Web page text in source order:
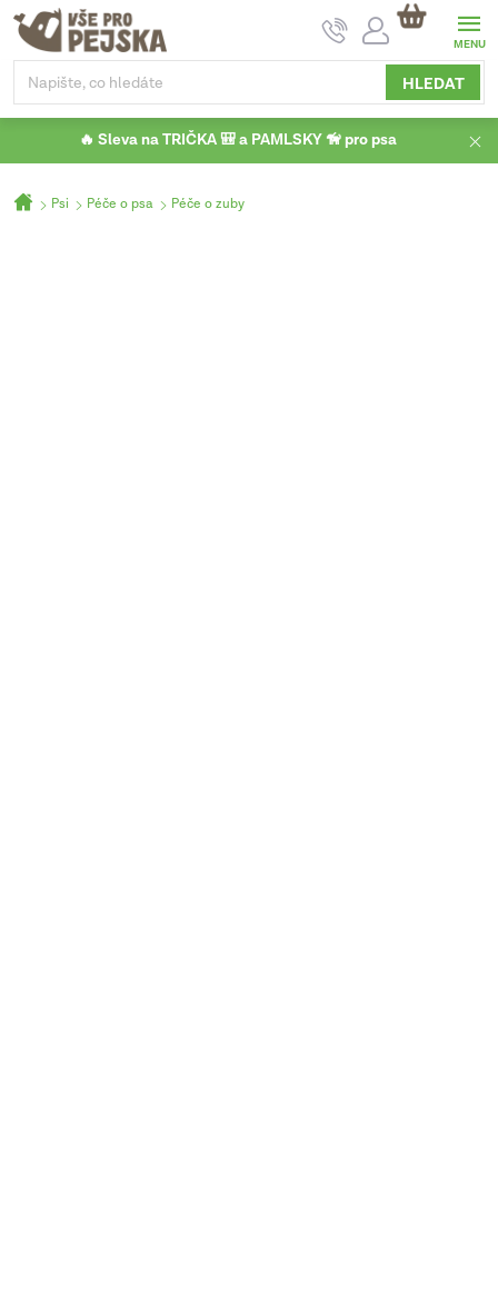
Přejít
obsah
HLEDAT
NÁKUPNÍ
KOŠÍK
🔥 Sleva na TRIČKA 🎒 a PAMLSKY 🦮 pro psa
Domů
Psi Péče o psa Péče o zuby